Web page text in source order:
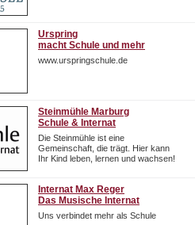
Urspring
macht Schule und mehr
www.urspringschule.de
Steinmühle Marburg
Schule & Internat
Die Steinmühle ist eine
Gemeinschaft, die trägt. Hier kann
Ihr Kind leben, lernen und wachsen!
Internat Max Reger
Das Musische Internat
Uns verbindet mehr als Schule